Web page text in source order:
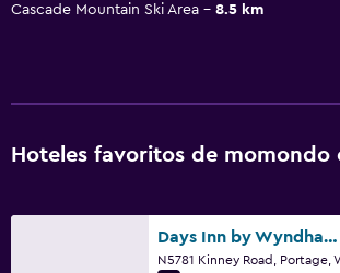
Cascade Mountain Ski Area
8.5 km
Hoteles favoritos de momondo
Days Inn by Wyndham Portage/Cascade Mountain Area
N5781 Kinney Road, Portage,